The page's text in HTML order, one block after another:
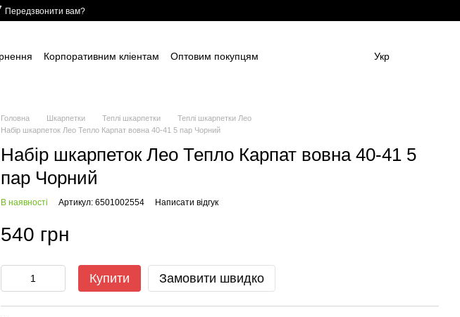
Передзвонити вам?
Корпоративним кліентам
Оптовим покупцям
Укр
Головна Шкарпетки Теплі шкарпетки
Теплі шкарпетки Лео
Набір шкарпеток Лео Тепло Карпат вовна 40-41 5 пар Чорний
Набір шкарпеток Лео Тепло Карпат вовна 40-41 5
пар Чорний
В наявності Артикул: 6501002554 Написати відгук
540 грн
Купити Замовити швидко